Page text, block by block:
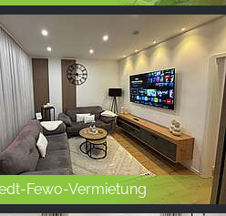
Fewo-Vermietung